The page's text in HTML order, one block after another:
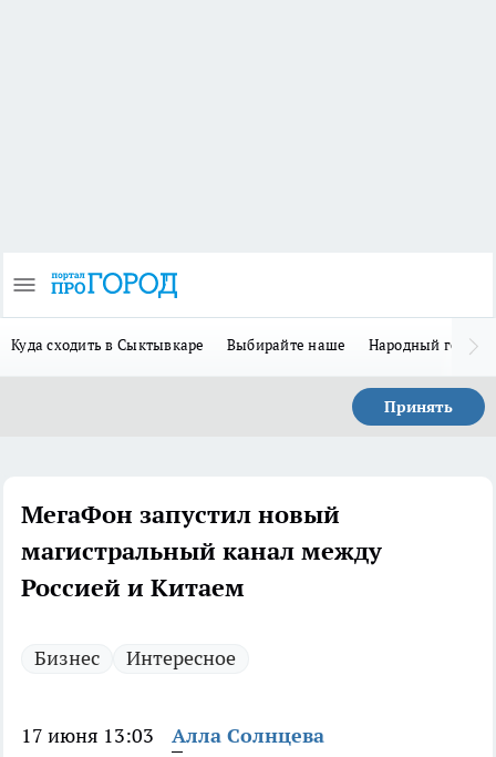
Куда сходить в Сыктывкаре Выбирайте наше Народный герой-
Принять
МегаФон запустил новый
магистральный канал между
Россией и Китаем
Бизнес Интересное
17 июня 13:03 Алла Солнцева